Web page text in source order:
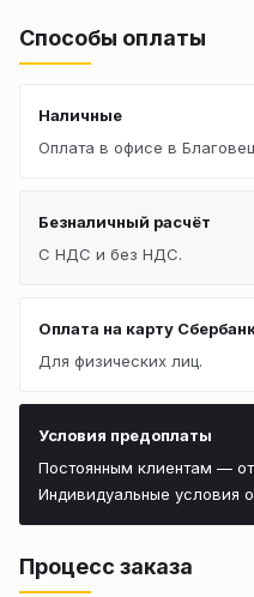
Способы оплаты
Наличные
Оплата в офисе в
Безналичный расчёт
С НДС и без НДС.
Оплата на карту
Для физических лиц.
Условия предоплаты
Постоянным клиентам —
Индивидуальные условия
Процесс заказа